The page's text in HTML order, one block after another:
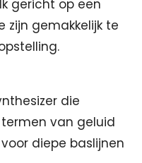
gericht op een
zijn gemakkelijk te
die
van geluid
diepe baslijnen